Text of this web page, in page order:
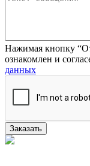
Нажимая кнопку
ознакомлен и
данных
Заказать